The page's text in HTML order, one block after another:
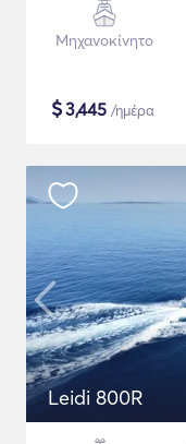
Μηχανοκίνητο
$3,445 /ημέρα
Leidi 800R